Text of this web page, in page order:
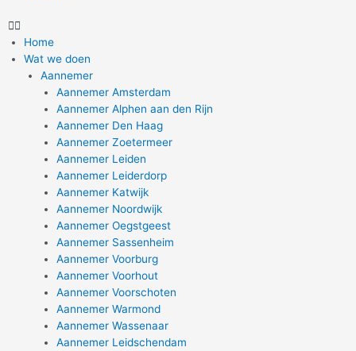
Home
Wat we doen
Aannemer
Aannemer Amsterdam
Aannemer Alphen aan den Rijn
Aannemer Den Haag
Aannemer Zoetermeer
Aannemer Leiden
Aannemer Leiderdorp
Aannemer Katwijk
Aannemer Noordwijk
Aannemer Oegstgeest
Aannemer Sassenheim
Aannemer Voorburg
Aannemer Voorhout
Aannemer Voorschoten
Aannemer Warmond
Aannemer Wassenaar
Aannemer Leidschendam